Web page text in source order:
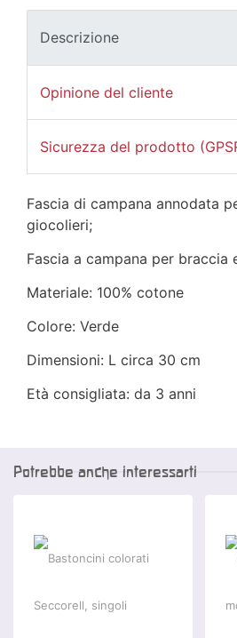
Descrizione
Opinione del cliente
Sicurezza del prodotto
Fascia di campana annodata
giocolieri;
Fascia a campana per braccia
Materiale: 100% cotone
Colore: Verde
Dimensioni: L circa 30 cm
Età consigliata: da 3 anni
Potrebbe anche interessarti